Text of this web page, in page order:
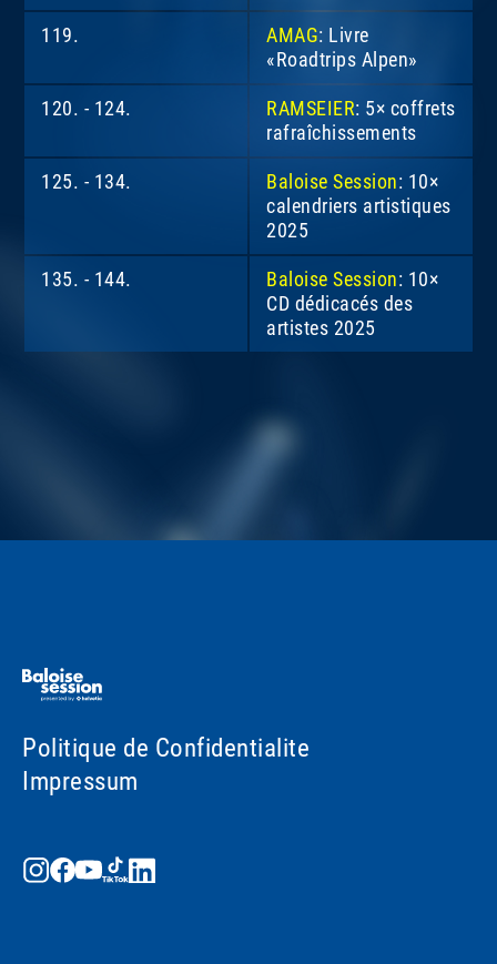
119. AMAG: Livre
«Roadtrips Alpen»
120. - 124. RAMSEIER: 5× coffrets
rafraîchissements
125. - 134. Baloise Session: 10×
calendriers artistiques
2025
135. - 144. Baloise Session: 10×
CD dédicacés des
artistes 2025
Politique de Confidentialite
Impressum